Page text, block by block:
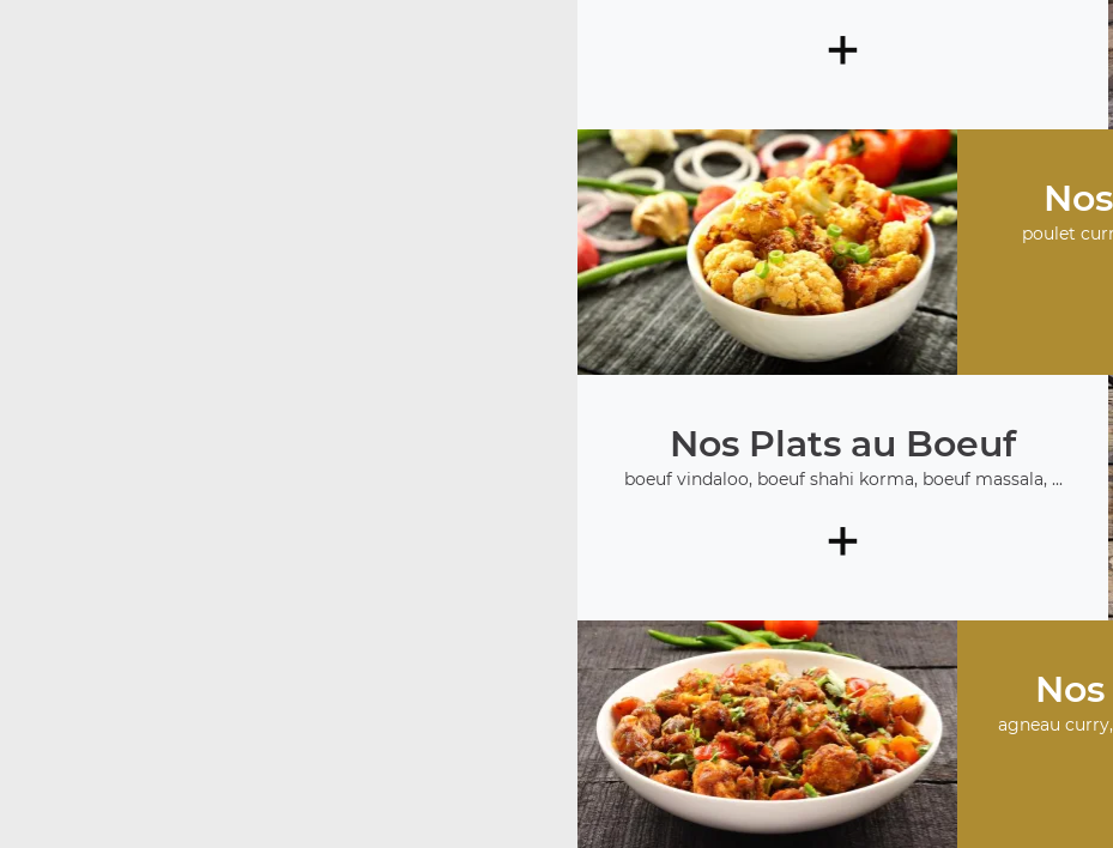
+
poulet
Nos Plats au Boeuf
boeuf vindaloo, boeuf shahi korma, boeuf massala, ...
+
agneau